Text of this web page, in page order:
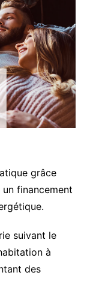
grâce
financement
suivant le
à
des